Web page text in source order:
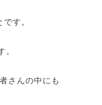
す。
。
さんの中にも